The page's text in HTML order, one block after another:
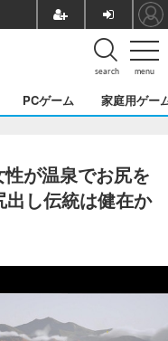
menu
search
PCゲーム 家庭用ゲー
が温泉でお尻を
し伝統は健在か